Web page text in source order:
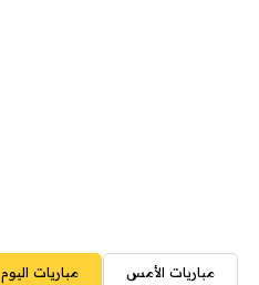
مباريات الأمس مباريات اليوم